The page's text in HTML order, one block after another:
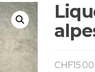
CHF15.00